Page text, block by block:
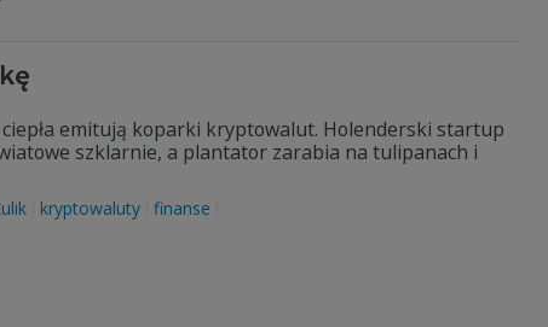
emitują koparki kryptowalut. Holenderski startup
szklarnie, a plantator zarabia na tulipanach i
kryptowaluty finanse